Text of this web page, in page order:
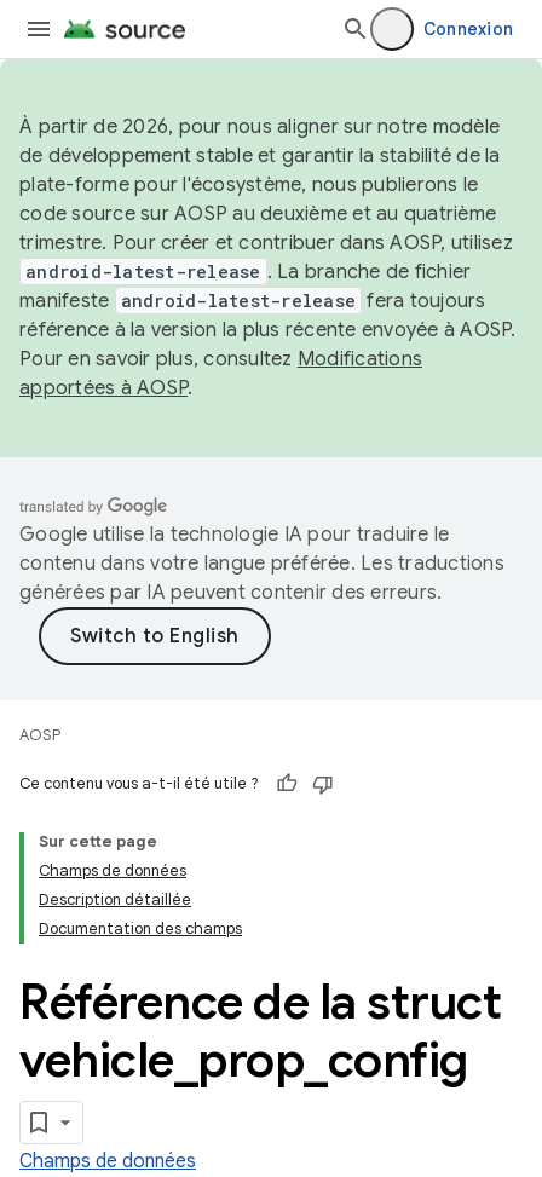
Connexion
À partir de 2026, pour nous aligner sur notre modèle
de développement stable et garantir la stabilité de la
plate-forme pour l'écosystème, nous publierons le
code source sur AOSP au deuxième et au quatrième
trimestre. Pour créer et contribuer dans AOSP, utilisez
android-latest-release . La branche de fichier
manifeste android-latest-release fera toujours
référence à la version la plus récente envoyée à AOSP.
Pour en savoir plus, consultez Modifications
apportées à AOSP.
Google utilise la technologie IA pour traduire le
contenu dans votre langue préférée. Les traductions
générées par IA peuvent contenir des erreurs.
AOSP
Ce contenu vous a-t-il été utile ?
Sur cette page
Champs de données
Description détaillée
Documentation des champs
Référence de la struct
vehicle prop config
Champs de données